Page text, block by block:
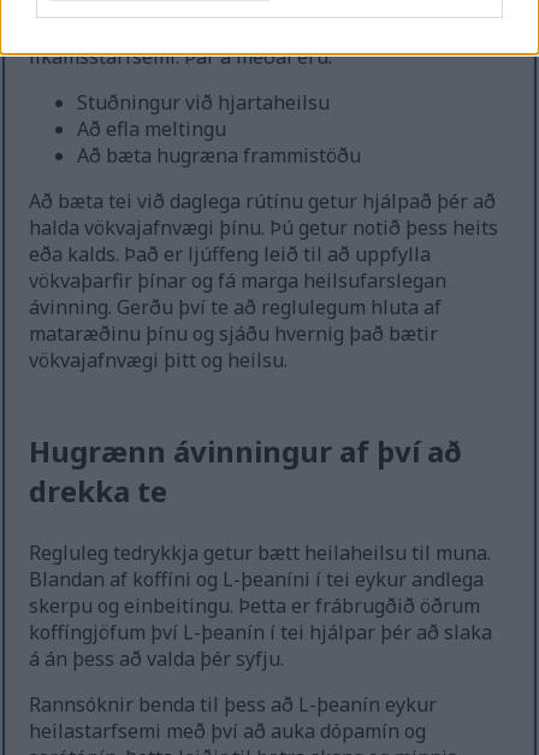
líkamsstarfsemi. Þar á meðal eru:
Stuðningur við hjartaheilsu
Að efla meltingu
Að bæta hugræna frammistöðu
Að bæta tei við daglega rútínu getur hjálpað þér að
halda vökvajafnvægi þínu. Þú getur notið þess heits
eða kalds. Það er ljúffeng leið til að uppfylla
vökvaþarfir þínar og fá marga heilsufarslegan
ávinning. Gerðu því te að reglulegum hluta af
mataræðinu þínu og sjáðu hvernig það bætir
vökvajafnvægi þitt og heilsu.
Hugrænn ávinningur af því að
drekka te
Regluleg tedrykkja getur bætt heilaheilsu til muna.
Blandan af koffíni og L-þeaníni í tei eykur andlega
skerpu og einbeitingu. Þetta er frábrugðið öðrum
koffíngjöfum því L-þeanín í tei hjálpar þér að slaka
á án þess að valda þér syfju.
Rannsóknir benda til þess að L-þeanín eykur
heilastarfsemi með því að auka dópamín og